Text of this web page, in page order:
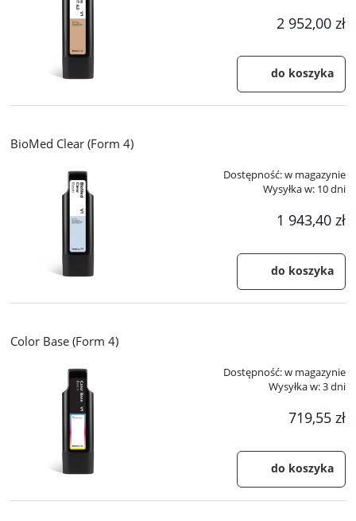
2 952,00 zł
do koszyka
BioMed Clear (Form 4)
Dostępność:w magazynie
Wysyłka w: 10 dni
1 943,40 zł
do koszyka
Color Base (Form 4)
Dostępność:w magazynie
Wysyłka w:3 dni
719,55 zł
do koszyka